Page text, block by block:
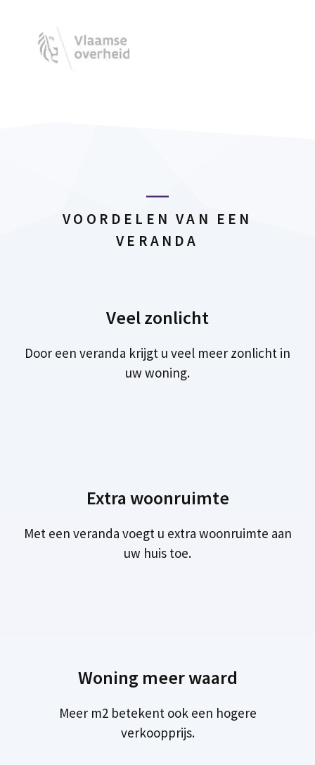
VOORDELEN VAN EEN
VERANDA
Veel zonlicht
Door een veranda krijgt u veel meer zonlicht in
uw woning.
Extra woonruimte
Met een veranda voegt u extra woonruimte aan
uw huis toe.
Woning meer waard
Meer m2 betekent ook een hogere
verkoopprijs.